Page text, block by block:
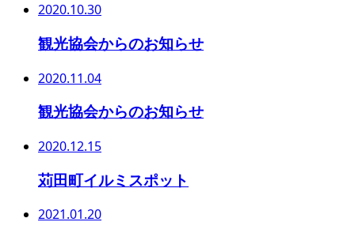
2020.10.30
観光協会からのお知らせ
2020.11.04
観光協会からのお知らせ
2020.12.15
苅田町イルミスポット
2021.01.20